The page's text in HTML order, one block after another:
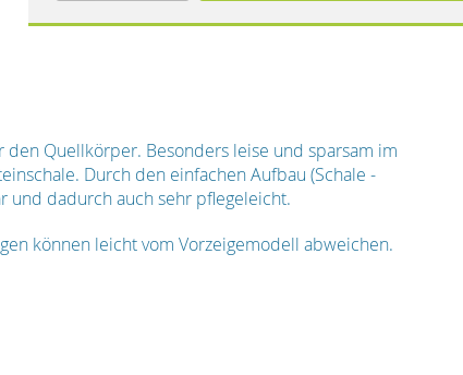
Quellkörper. Besonders leise und sparsam im
Durch den einfachen Aufbau (Schale -
dadurch auch sehr pflegeleicht.
können leicht vom Vorzeigemodell abweichen.